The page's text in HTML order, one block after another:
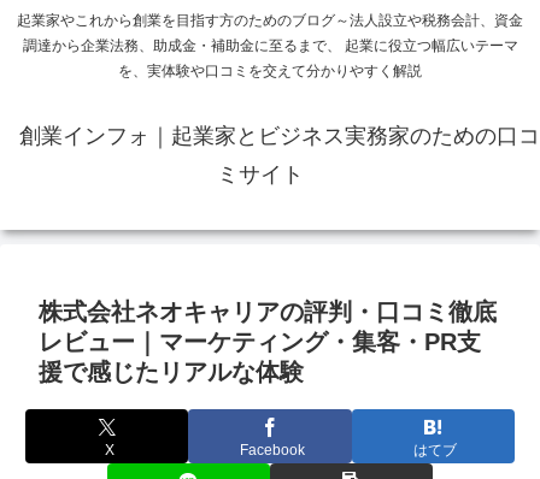
起業家やこれから創業を目指す方のためのブログ～法人設立や税務会計、資金
調達から企業法務、助成金・補助金に至るまで、 起業に役立つ幅広いテーマ
を、実体験や口コミを交えて分かりやすく解説
創業インフォ｜起業家とビジネス実務家のための口コ
ミサイト
株式会社ネオキャリアの評判・口コミ徹底
レビュー｜マーケティング・集客・PR支
援で感じたリアルな体験
X Facebook はてブ